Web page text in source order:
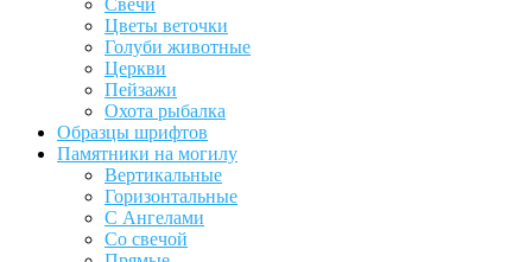
Цветы веточки
Голуби животные
Церкви
Пейзажи
Охота рыбалка
Образцы шрифтов
Памятники на могилу
Вертикальные
Горизонтальные
С Ангелами
Со свечой